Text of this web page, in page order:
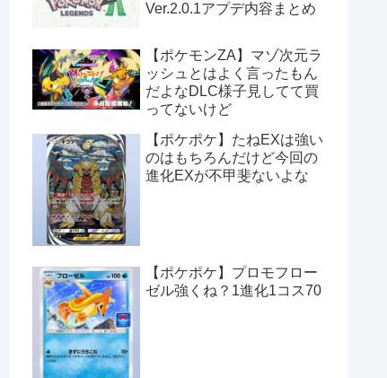
Ver.2.0.1アプデ内容まとめ
【ポケモンZA】マゾ次元ラ
ッシュとはよく言ったもん
だよなDLC様子見してて買
ってないけど
【ポケポケ】たねEXは強い
のはもちろんだけど今回の
進化EXが不甲斐ないよな
【ポケポケ】プロモフロー
ゼル強くね？1進化1コス70